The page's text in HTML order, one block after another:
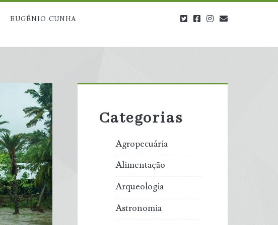
EUGÊNIO CUNHA twitterfacebookinstagram
Sidebar
Categorias
Agropecuária
Alimentação
Arqueologia
Astronomia